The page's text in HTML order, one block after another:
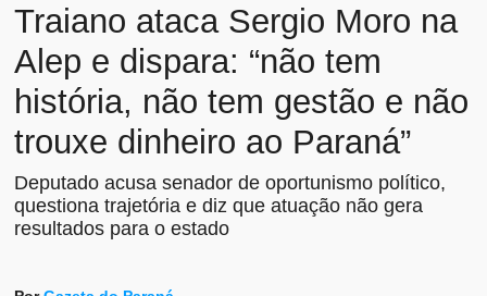
Traiano ataca Sergio Moro na
Alep e dispara: “não tem
história, não tem gestão e não
trouxe dinheiro ao Paraná”
Deputado acusa senador de oportunismo político,
questiona trajetória e diz que atuação não gera
resultados para o estado